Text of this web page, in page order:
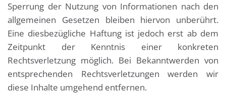
Sperrung der Nutzung von Informationen nach den
allgemeinen Gesetzen bleiben hiervon unberührt.
Eine diesbezügliche Haftung ist jedoch erst ab dem
Zeitpunkt der Kenntnis einer konkreten
Rechtsverletzung möglich. Bei Bekanntwerden von
entsprechenden Rechtsverletzungen werden wir
diese Inhalte umgehend entfernen.